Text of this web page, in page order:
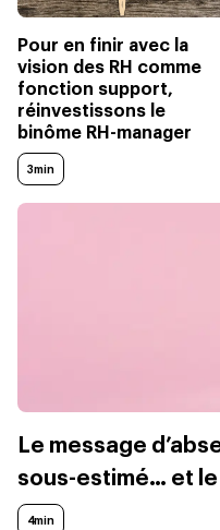
Pour en finir avec la
vision des RH comme
fonction support,
réinvestissons le
binôme RH-manager
3min
Le message
sous-estimé… et
4min